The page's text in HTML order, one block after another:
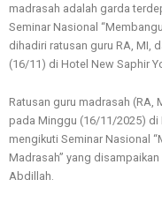
madrasah adalah garda
Seminar Nasional
dihadiri ratusan guru RA, MI,
(16/11) di Hotel New Saphir
Ratusan guru madrasah (RA,
pada Minggu (16/11/2025) di
mengikuti Seminar Nasional
Madrasah” yang
Abdillah.